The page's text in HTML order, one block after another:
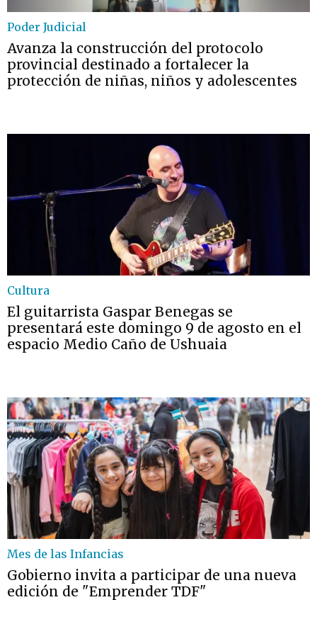
Poder Judicial
Avanza la construcción del protocolo
provincial destinado a fortalecer la
protección de niñas, niños y adolescentes
Cultura
El guitarrista Gaspar Benegas se
presentará este domingo 9 de agosto en el
espacio Medio Caño de Ushuaia
Mes de las Infancias
Gobierno invita a participar de una nueva
edición de "Emprender TDF"